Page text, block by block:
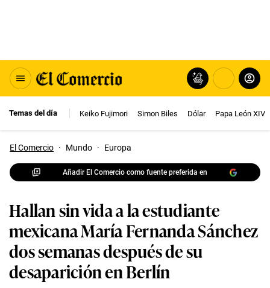
Temas del día Keiko Fujimori Simon Biles Dólar Papa León XIV
El Comercio · Mundo · Europa
Añadir El Comercio como fuente preferida en
Hallan sin vida a la estudiante
mexicana María Fernanda Sánchez
dos semanas después de su
desaparición en Berlín